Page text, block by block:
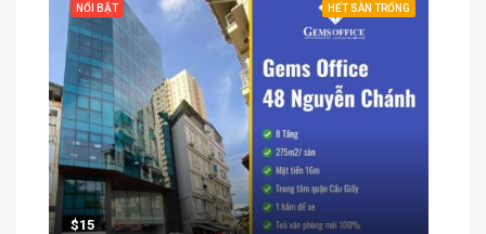
HẾT SÀN TRỐNG
NỔI BẬT
$15